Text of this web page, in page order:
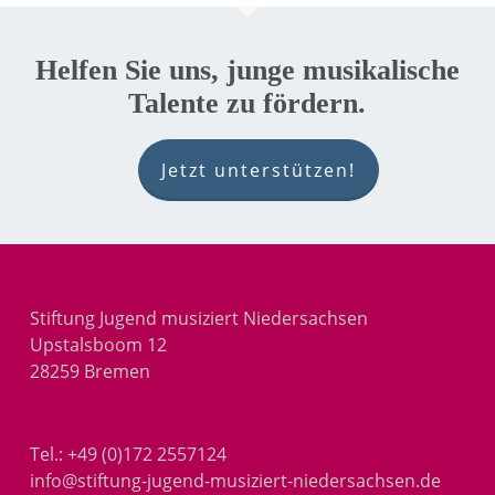
Helfen Sie uns, junge musikalische
Talente zu fördern.
Jetzt unterstützen!
Stiftung Jugend musiziert Niedersachsen
Upstalsboom 12
28259 Bremen
Tel.: +49 (0)172 2557124
info@stiftung-jugend-musiziert-niedersachsen.de